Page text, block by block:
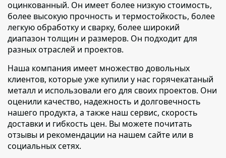
оцинкованный. Он имеет более низкую стоимость,
более высокую прочность и термостойкость, более
легкую обработку и сварку, более широкий
диапазон толщин и размеров. Он подходит для
разных отраслей и проектов.
Наша компания имеет множество довольных
клиентов, которые уже купили у нас горячекатаный
металл и использовали его для своих проектов. Они
оценили качество, надежность и долговечность
нашего продукта, а также наш сервис, скорость
доставки и гибкость цен. Вы можете почитать
отзывы и рекомендации на нашем сайте или в
социальных сетях.